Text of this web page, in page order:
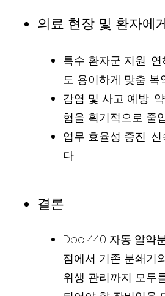
의료 현장 및 환자에
특수 환자군 지원:
도 용이하게 맞춤 복
감염 및 사고 예방:
험을 획기적으로 줄
업무 효율성 증진:
다.
결론
Dpc 440 자동 알약
점에서 기존 분쇄기
위생 관리까지 모두